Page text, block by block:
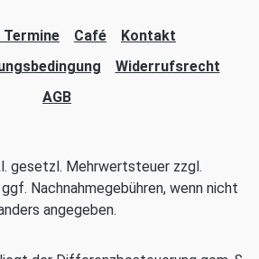
Termine Café
Kontakt
Widerrufsrecht
AGB
gesetzl. Mehrwertsteuer zzgl.
Nachnahmegebühren, wenn nicht
angegeben.